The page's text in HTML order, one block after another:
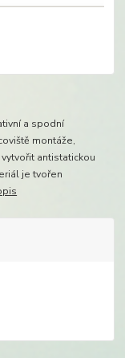
a spodní
montáže,
antistatickou
je tvořen